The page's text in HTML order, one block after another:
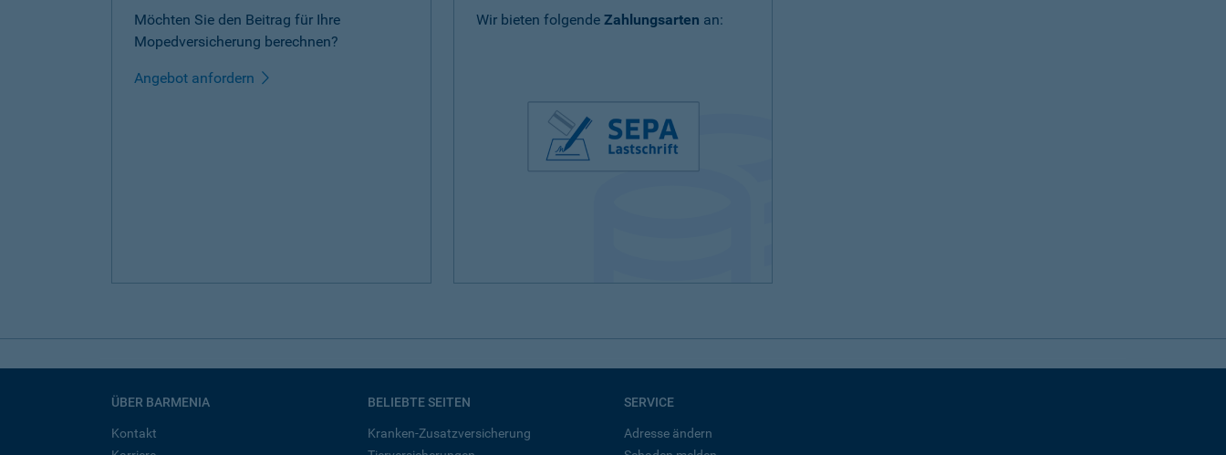
Möchten Sie den Beitrag für Ihre
Mopedversicherung berechnen?
Angebot anfordern
Wir bieten folgende Zahlungsarten an:
ÜBER BARMENIA
Kontakt
BELIEBTE SEITEN
Kranken-Zusatzversicherung
SERVICE
Adresse ändern